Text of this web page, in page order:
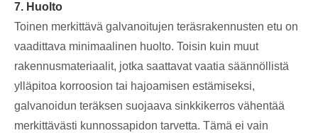
7. Huolto
Toinen merkittävä galvanoitujen teräsrakennusten etu on
vaadittava minimaalinen huolto. Toisin kuin muut
rakennusmateriaalit, jotka saattavat vaatia säännöllistä
ylläpitoa korroosion tai hajoamisen estämiseksi,
galvanoidun teräksen suojaava sinkkikerros vähentää
merkittävästi kunnossapidon tarvetta. Tämä ei vain